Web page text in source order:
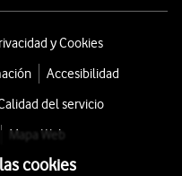
y Cookies
Accesibilidad
del servicio
Mapa Web
cookies